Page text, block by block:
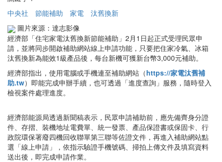
中央社
節能補助 家電
汰舊換新
圖片來源：達志影像
經濟部「住宅家電汰舊換新節能補助」2月1日起正式受理民眾申
請，並將同步開啟補助網站線上申請功能，只要把住家冷氣、冰箱
汰舊換新為能效1級產品後，每台新機可獲新台幣3,000元補助。
經濟部指出，使用電腦或手機連至補助網站（https://家電汰舊補
助.tw）即能完成申辦手續，也可透過「進度查詢」服務，隨時登入
檢視案件處理進度。
經濟部能源局透過新聞稿表示，民眾申請補助前，應先備齊身分證
件、存摺、裝機地址電費單、統一發票、產品保證書或保固卡、行
政院環保署廢四機回收聯單第三聯等佐證文件，再進入補助網站點
選「線上申請」，依指示驗證手機號碼、掃拍上傳文件及填寫資料
送出後，即完成申請作業。